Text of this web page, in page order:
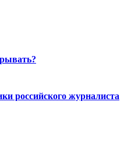
российского журналиста